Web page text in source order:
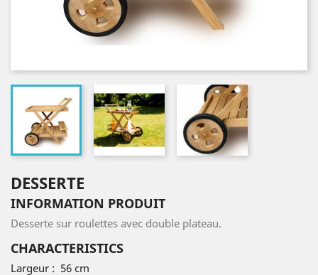
DESSERTE
INFORMATION PRODUIT
Desserte sur roulettes avec double plateau.
CHARACTERISTICS
Largeur : 56 cm